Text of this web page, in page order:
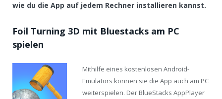
wie du die App auf jedem Rechner installieren kannst.
Foil Turning 3D mit Bluestacks am PC
spielen
Mithilfe eines kostenlosen Android-
Emulators können sie die App auch am PC
weiterspielen. Der BlueStacks AppPlayer